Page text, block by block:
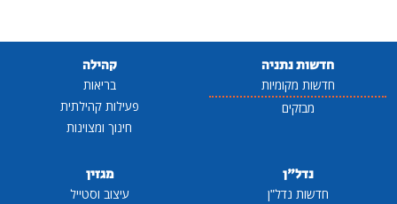
חדשות נתניה
חדשות מקומיות
מבזקים
קהילה
בריאות
פעילות קהילתית
חינוך ומצוינות
נדל"ן
חדשות נדל"ן
מגזין
עיצוב וסטייל